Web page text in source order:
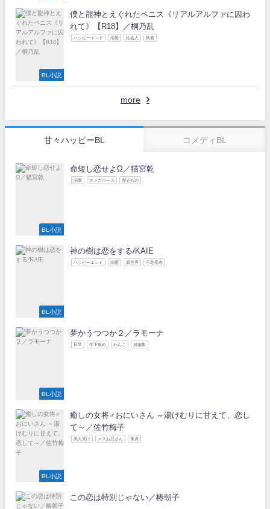
BL小説
僕と龍神とえぐれたペニス《リアルアルファに囚わ
れて》【R18】／桐乃乱
ハッピーエンド 溺愛 社会人 執着
more
甘々ハッピーBL コメディBL
BL小説
命短し恋せよΩ／猫宮乾
溺愛 オメガバース 歴史もの
BL小説
神の樹は恋をする/KAIE
ハッピーエンド 溺愛 異世界 不老長寿
BL小説
夢かうつつか２／ラモーナ
日常 年下攻め わんこ 短編集
BL小説
癒しの女将♂おにいさん ～湯けむりに甘えて、恋し
て～／佐竹梅子
美人受け メスお兄さん 童貞
この恋は特別じゃない／椿朝子